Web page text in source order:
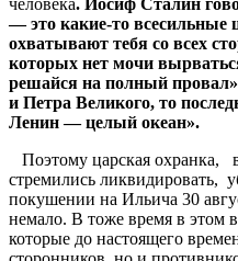
— это какие-то всесильные
охватывают тебя со всех
которых нет мочи
решайся на полный
и Петра Великого, то
Ленин — целый океан».
Поэтому царская охранка,
стремились
покушении на Ильича 30
немало. В тоже время в этом
которые до настоящего